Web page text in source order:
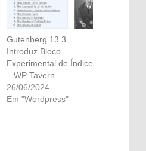
Gutenberg 13.3
Introduz Bloco
Experimental de Índice
– WP Tavern
26/06/2024
Em "Wordpress"